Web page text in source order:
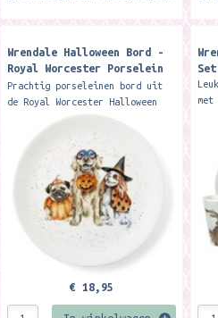
Wrendale Halloween Bord -
Royal Worcester Porselein
'Trick or Treat' Halloween
Dog Coupe Plate-
Prachtig porseleinen bord uit
de Royal Worcester Halloween
collectie van Wrendale Designs.
Dia: 21 cm. Mag in
vaatwasser.en magnetron. Wil je
€ 18,95
Set